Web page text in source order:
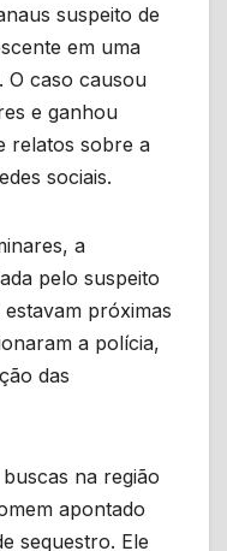
suspeito de
em uma
O caso causou
e ganhou
relatos sobre a
sociais.
a
pelo suspeito
próximas
a polícia,
das
na região
apontado
sequestro. Ele